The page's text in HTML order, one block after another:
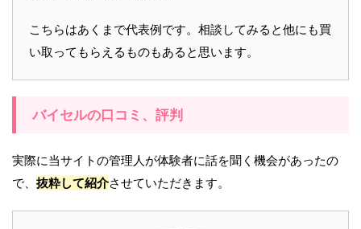
こちらはあくまで代表例です。相談してみると他にも買
い取ってもらえるものもあると思います。
バイセルの口コミ、評判
実際に当サイトの管理人が体験者に話を聞く機会があったの
で、 抜粋して紹介させていただきます。